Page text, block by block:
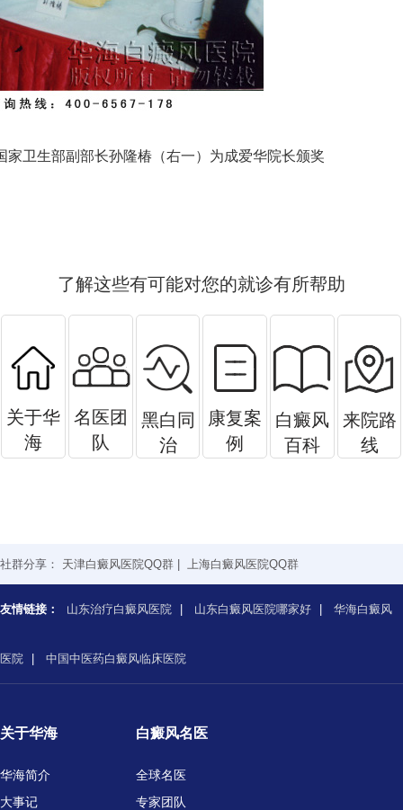
卫生部副部长孙隆椿（右一）为成爱华院长颁奖
了解这些有可能对您的就诊有所帮助
关于华
海
名医团
队
黑白同
治
康复案
例
白癜风
百科
来院路
线
社群分享： 天津白癜风医院QQ群 上海白癜风医院QQ群
友情链接： 山东治疗白癜风医院 山东白癜风医院哪家好 华海白癜风
医院 中国中医药白癜风临床医院
关于华海
华海简介
大事记
白癜风名医
全球名医
专家团队